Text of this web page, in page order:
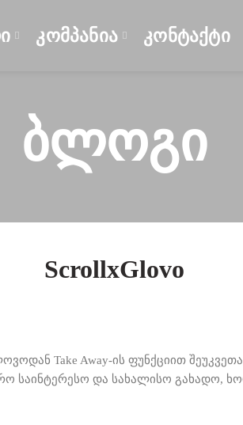
ᲙᲝᲛᲞᲐᲜᲘᲐ ᲙᲝᲜᲢᲐᲥᲢᲘ
Ბლოგი
ScrollxGlovo
Take Away-ის ფუნქციით
საინტერესო და სახალისო გახადო,